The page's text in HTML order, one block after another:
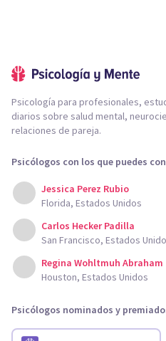
Psicología para profesionales,
diarios sobre salud mental,
relaciones de pareja.
Psicólogos con los que puedes
Jessica Perez Rubio
Florida, Estados Unidos
Carlos Hecker Padilla
San Francisco, Estados
Regina Wohltmuh Abraham
Houston, Estados Unidos
Psicólogos nominados y